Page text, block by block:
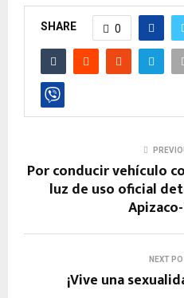
SHARE 0
Por conducir vehículo
luz de uso oficial
NEXT
¡Vive una